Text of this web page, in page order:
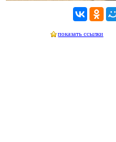
показать ссылки